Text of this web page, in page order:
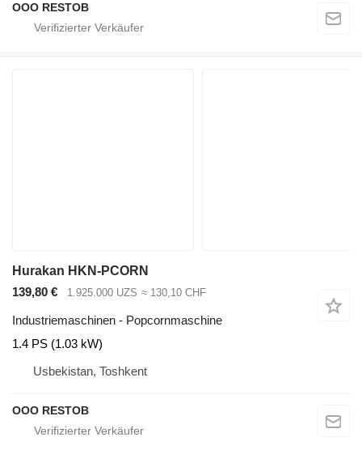
OOO RESTOB
Hurakan HKN-PCORN
139,80 €
1.925.000 UZS ≈ 130,10 CHF
Industriemaschinen - Popcornmaschine
1.4 PS (1.03 kW)
Usbekistan, Toshkent
OOO RESTOB